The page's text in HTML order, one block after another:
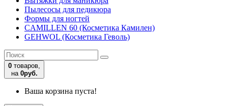
Пылесосы для педикюра
Формы для ногтей
CAMILLEN 60 (Косметика Камилен)
GEHWOL (Косметика Геволь)
0 товаров,
на 0руб.
Ваша корзина пуста!